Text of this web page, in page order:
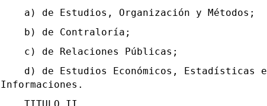
a) de Estudios, Organización y Métodos;
b) de Contraloría;
c) de Relaciones Públicas;
d) de Estudios Económicos, Estadísticas e
Informaciones.